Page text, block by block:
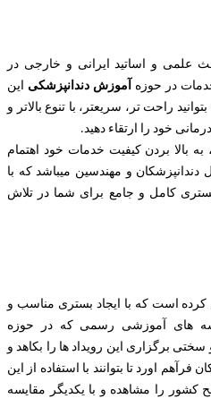
علمی و اساتید ایرانی و خارجی در
خدمات در حوزه آموزش دندانپزشکی این
راحت تر، سریعتر، با تنوع بالاتر و
خود را ارتقاء دهید.
از سال 1403، به بالا بردن کیفیت خدمات خود اهتمام
و مهندسین میباشد که با
کامل و جامع برای شما در تلاش
است که با ایجاد بستری مناسب و
های آموزشی رسمی که در حوزه
سختی برگزاری این رویداد ها را بکاهد و
اورد تا بتوانند با استفاده از این
کشور را مشاهده و با یکدیگر مقایسه